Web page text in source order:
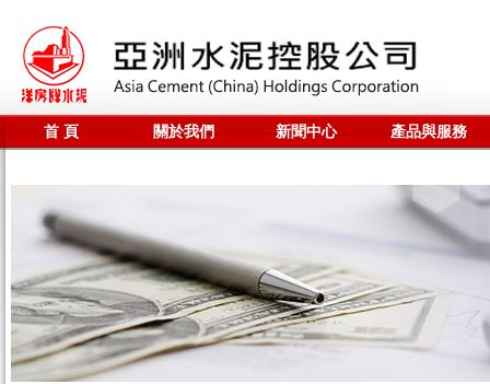
首 頁 關於我們 新聞中心
產品與服務
全站搜尋